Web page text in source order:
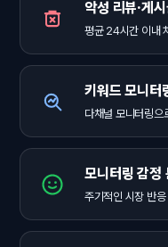
악성 리뷰·게시
평균 24시간 이내
키워드 모니터
다채널 모니터링으
모니터링 감정
주기적인 시장 반응